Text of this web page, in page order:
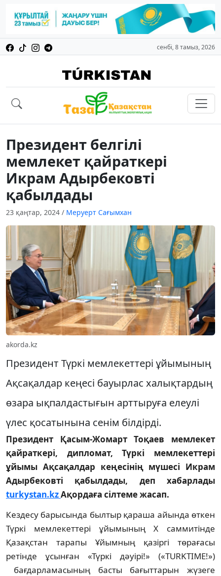
сенбі, 8 тамыз, 2026
Президент белгілі
мемлекет қайраткері
Икрам Адырбековті
қабылдады
23 қаңтар, 2024 / Меруерт Сағымхан
akorda.kz
Президент Түркі мемлекеттері ұйымының
Ақсақалдар кеңесі бауырлас халықтардың
өзара ықпалдастығын арттыруға елеулі
үлес қосатынына сенім білдірді.
Президент Қасым-Жомарт Тоқаев мемлекет
қайраткері, дипломат, Түркі мемлекеттері
ұйымы Ақсақалдар кеңесінің мүшесі Икрам
Адырбековті қабылдады, деп хабарлады
turkystan.kzАқордаға сілтеме жасап.
Кездесу барысында былтыр қараша айында өткен
Түркі мемлекеттері ұйымының X cаммитінде
Қазақстан тарапы Ұйымның қазіргі төрағасы
ретінде ұсынған «Түркі дәуірі!» («TURKTIME!»)
бағдарламасының басты бағыттарын жүзеге